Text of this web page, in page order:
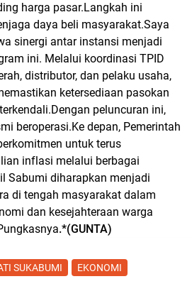
harga pasar.Langkah ini
daya beli masyarakat.Saya
sinergi antar instansi menjadi
ini. Melalui koordinasi TPID
distributor, dan pelaku usaha,
ketersediaan pasokan
peluncuran ini,
beroperasi.Ke depan, Pemerintah
untuk terus
inflasi melalui berbagai
Sabumi diharapkan menjadi
di tengah masyarakat dalam
dan kesejahteraan warga
.*(GUNTA)
SUKABUMI
EKONOMI